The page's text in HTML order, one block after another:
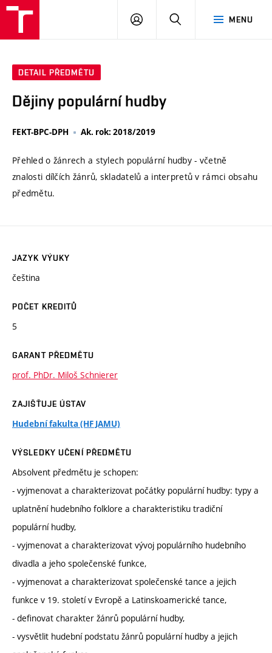
MENU
PŘIHLÁSIT
DETAIL PŘEDMĚTU
Dějiny populární hudby
FEKT-BPC-DPH Ak. rok: 2018/2019
Přehled o žánrech a stylech populární hudby - včetně
znalosti dílčích žánrů, skladatelů a interpretů v rámci obsahu
předmětu.
JAZYK VÝUKY
čeština
POČET KREDITŮ
5
GARANT PŘEDMĚTU
prof. PhDr. Miloš Schnierer
ZAJIŠŤUJE ÚSTAV
Hudební fakulta (HF JAMU)
VÝSLEDKY UČENÍ PŘEDMĚTU
Absolvent předmětu je schopen:
- vyjmenovat a charakterizovat počátky populární hudby: typy a
uplatnění hudebního folklore a charakteristiku tradiční
populární hudby,
- vyjmenovat a charakterizovat vývoj populárního hudebního
divadla a jeho společenské funkce,
- vyjmenovat a charakterizovat společenské tance a jejich
funkce v 19. století v Evropě a Latinskoamerické tance,
- definovat charakter žánrů populární hudby,
- vysvětlit hudební podstatu žánrů populární hudby a jejich